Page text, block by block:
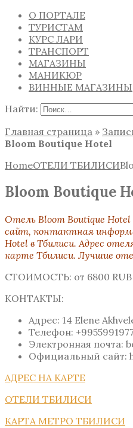
О ПОРТАЛЕ
ТУРИСТАМ
КУРС ЛАРИ
ТРАНСПОРТ
МАГАЗИНЫ
МАНИКЮР
ВИННЫЕ МАГАЗИНЫ
Найти:
Главная страница »
Bloom Boutique Hotel
HomeОТЕЛИ ТБИЛИСИ
Bloom Boutique
Отель Bloom Boutique Hotel
сайт, контактная
Hotel в Тбилиси. Адрес
карте Тбилиси. Лучшие
СТОИМОСТЬ: от 6800 RUB
КОНТАКТЫ:
Адрес: 14 Elene
Телефон:
Электронная почта:
Официальный сайт:
АДРЕС НА КАРТЕ
ОТЕЛИ ТБИЛИСИ
КАРТА МЕТРО ТБИЛИСИ